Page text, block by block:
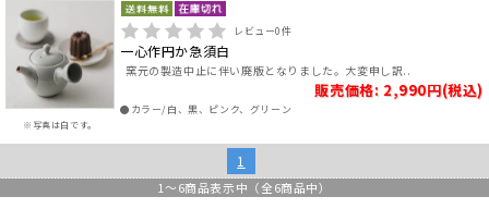
※写真は白です。
レビュー0件
一心作円か急須白
窯元の製造中止に伴い廃版となりました。大変申し訳..
販売価格: 2,990円(税込)
●カラー/白、黒、ピンク、グリーン
1
1 ～6商品表示中（全6商品中）